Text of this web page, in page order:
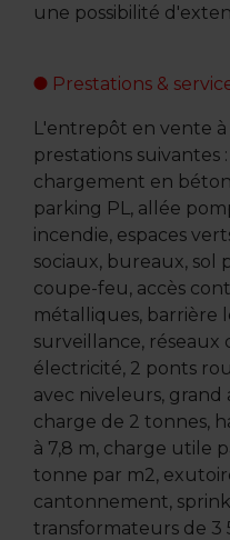
une possibilité
Prestations &
L'entrepôt en vente
prestations suivantes
chargement en
parking PL, allée
incendie, espaces
sociaux, bureaux,
coupe-feu, accès
métalliques, barrière
surveillance, réseaux
électricité, 2 ponts
avec niveleurs,
charge de 2 tonnes,
à 7,8 m, charge utile
tonne par m2,
cantonnement,
transformateurs de 3